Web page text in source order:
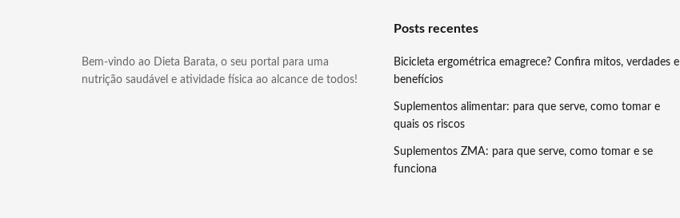
Bem-vindo ao Dieta Barata, o seu portal para uma
nutrição saudável e atividade física ao alcance de todos!
Posts recentes
Bicicleta ergométrica emagrece? Confira mitos, verdades e
benefícios
Suplementos alimentar: para que serve, como tomar e
quais os riscos
Suplementos ZMA: para que serve, como tomar e se
funciona